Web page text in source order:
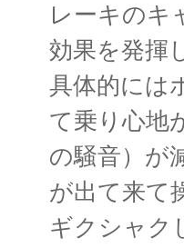
レーキのキ
効果を発揮
具体的には
て乗り心地
の騒音）が
が出て来て
ギクシャク